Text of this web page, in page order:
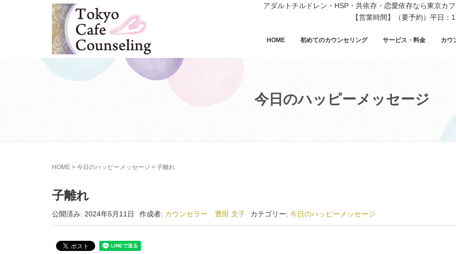
アダルトチルドレン・HSP・共依存・恋愛依存なら東京カ
【営業時間】（要予約）平日
HOME 初めてのカウンセリング サービス・料金 カウ
今日のハッピーメッセージ
HOME > 今日のハッピーメッセージ > 子離れ
子離れ
公開済み: 2024年5月11日 作成者: カウンセラー 豊田 文子 カテゴリー: 今日のハッピーメッセージ